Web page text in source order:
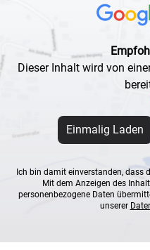
Dieser Inhalt wird von
Einmalig Laden
Ich bin damit einverstanden, dass
Mit dem Anzeigen des
personenbezogene Daten
unserer